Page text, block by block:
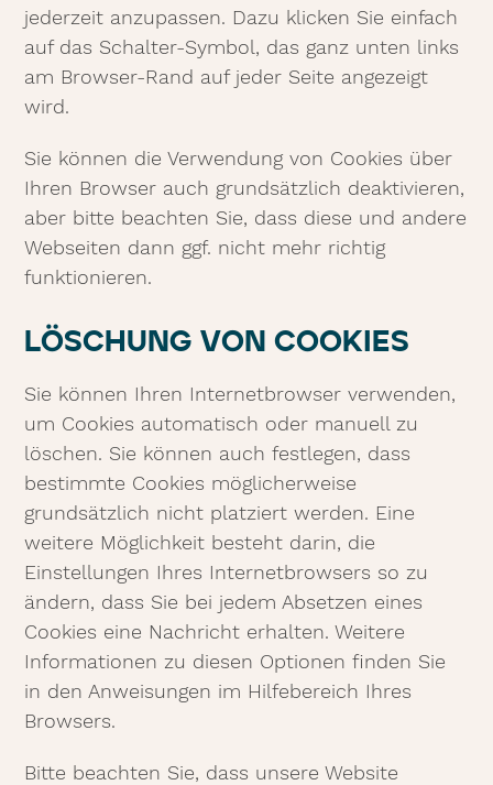
jederzeit anzupassen. Dazu klicken Sie einfach
auf das Schalter-Symbol, das ganz unten links
am Browser-Rand auf jeder Seite angezeigt
wird.
Sie können die Verwendung von Cookies über
Ihren Browser auch grundsätzlich deaktivieren,
aber bitte beachten Sie, dass diese und andere
Webseiten dann ggf. nicht mehr richtig
funktionieren.
LÖSCHUNG VON COOKIES
Sie können Ihren Internetbrowser verwenden,
um Cookies automatisch oder manuell zu
löschen. Sie können auch festlegen, dass
bestimmte Cookies möglicherweise
grundsätzlich nicht platziert werden. Eine
weitere Möglichkeit besteht darin, die
Einstellungen Ihres Internetbrowsers so zu
ändern, dass Sie bei jedem Absetzen eines
Cookies eine Nachricht erhalten. Weitere
Informationen zu diesen Optionen finden Sie
in den Anweisungen im Hilfebereich Ihres
Browsers.
Bitte beachten Sie, dass unsere Website